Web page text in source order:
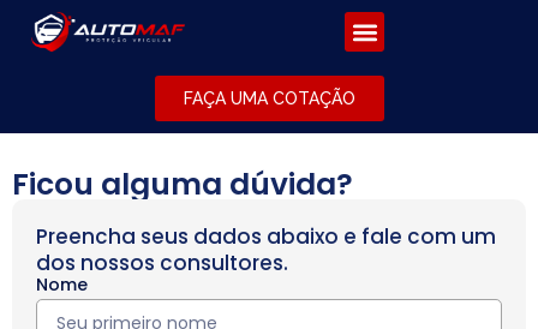
FAÇA UMA COTAÇÃO
Ficou alguma dúvida?
Preencha seus dados abaixo e fale com um
dos nossos consultores.
Nome